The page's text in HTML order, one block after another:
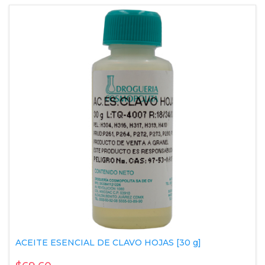
ACEITE ESENCIAL DE CLAVO HOJAS [30 g]